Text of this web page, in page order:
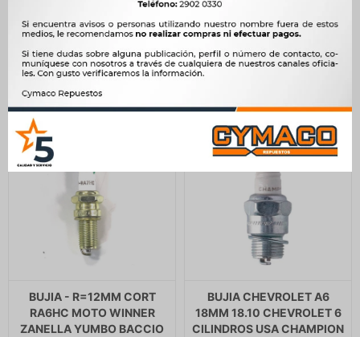
$ 567 $645 $ 661
$ 548
BUJIA - R=12MM CORT
RA6HC MOTO WINNER
ZANELLA YUMBO BACCIO
BUJIA CHEVROLET A6
18MM 18.10 CHEVROLET 6
CILINDROS USA CHAMPION